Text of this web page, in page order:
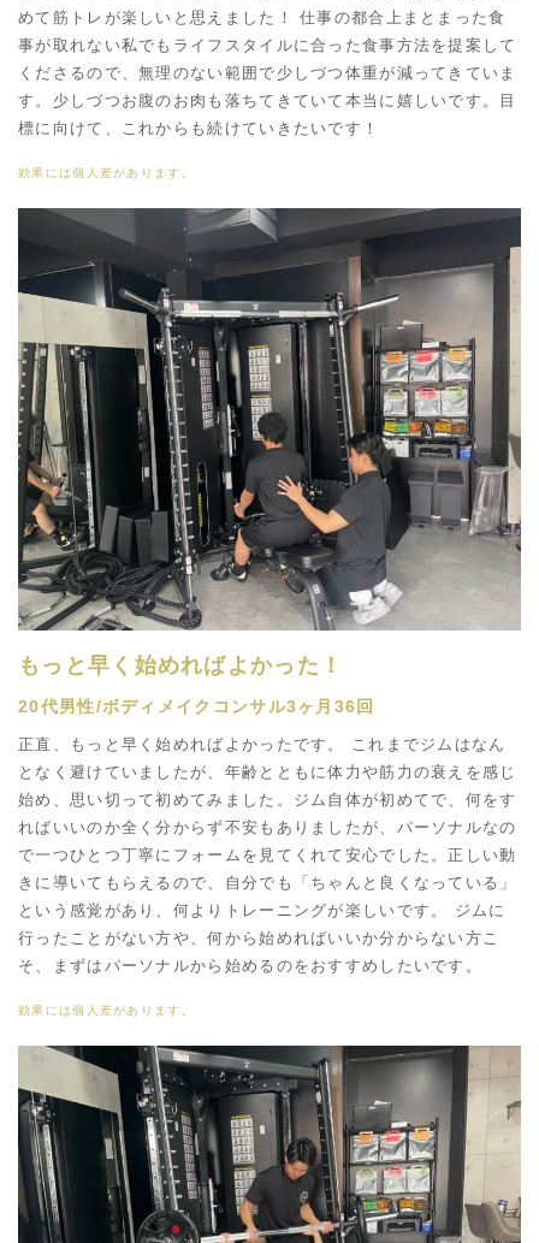
めて筋トレが楽しいと思えました！ 仕事の都合上まとまった食
事が取れない私でもライフスタイルに合った食事方法を提案して
くださるので、無理のない範囲で少しづつ体重が減ってきていま
す。少しづつお腹のお肉も落ちてきていて本当に嬉しいです。目
標に向けて、これからも続けていきたいです！
効果には個人差があります。
もっと早く始めればよかった！
20代男性/ボディメイクコンサル3ヶ月36回
正直、もっと早く始めればよかったです。 これまでジムはなん
となく避けていましたが、年齢とともに体力や筋力の衰えを感じ
始め、思い切って初めてみました。ジム自体が初めてで、何をす
ればいいのか全く分からず不安もありましたが、パーソナルなの
で一つひとつ丁寧にフォームを見てくれて安心でした。正しい動
きに導いてもらえるので、自分でも「ちゃんと良くなっている」
という感覚があり、何よりトレーニングが楽しいです。 ジムに
行ったことがない方や、何から始めればいいか分からない方こ
そ、まずはパーソナルから始めるのをおすすめしたいです。
効果には個人差があります。